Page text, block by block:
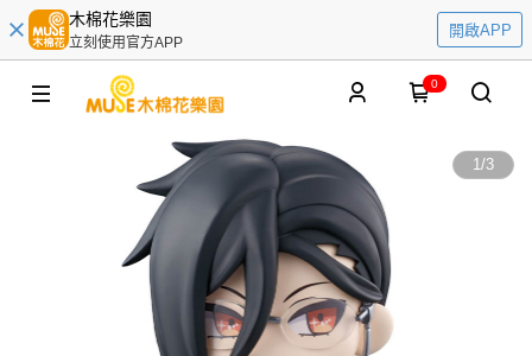
木棉花樂園
立刻使用官方APP
開啟APP
0
1/3